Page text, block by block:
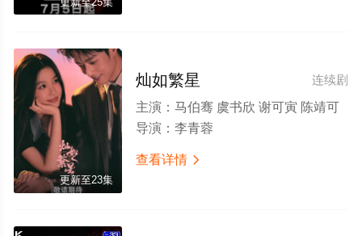
更新至23集
连续剧
灿如繁星
主演： 马伯骞 虞书欣 谢可寅 陈靖可
导演： 李青蓉
查看详情 